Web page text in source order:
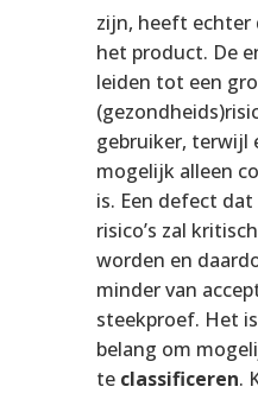
zijn, heeft echter
het product. De
leiden tot een
gebruiker, terwijl
mogelijk alleen
is. Een defect
risico’s zal
worden en
minder van
steekproef. Het
belang om
te classificeren.